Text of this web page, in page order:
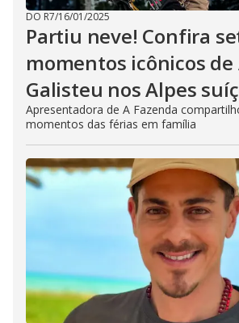
DO R7/16/01/2025
Partiu neve! Confira
momentos icônicos
Galisteu nos Alpes
Apresentadora de A Fazenda
momentos das férias em família